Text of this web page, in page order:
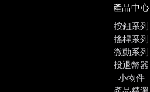
產品中心
按鈕系列
搖桿系列
微動系列
投退幣器
小物件